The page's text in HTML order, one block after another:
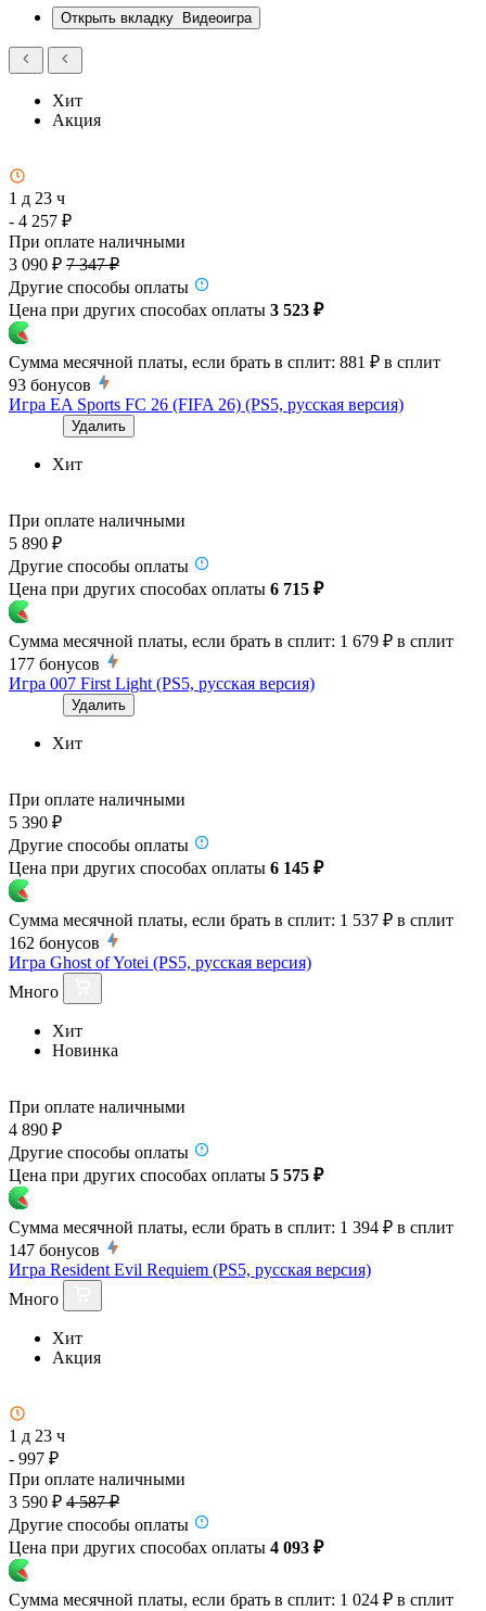
Открыть вкладку Видеоигра
Хит
Акция
1 д 23 ч
- 4 257 ₽
При оплате наличными
3 090 ₽ 7 347 ₽
Другие способы оплаты
Цена при других способах оплаты 3 523 ₽
Сумма месячной платы, если брать в сплит: 881 ₽ в сплит
93 бонусов
Игра EA Sports FC 26 (FIFA 26) (PS5, русская версия)
Удалить
Хит
При оплате наличными
5 890 ₽
Другие способы оплаты
Цена при других способах оплаты 6 715 ₽
Сумма месячной платы, если брать в сплит: 1 679 ₽ в сплит
177 бонусов
Игра 007 First Light (PS5, русская версия)
Удалить
Хит
При оплате наличными
5 390 ₽
Другие способы оплаты
Цена при других способах оплаты 6 145 ₽
Сумма месячной платы, если брать в сплит: 1 537 ₽ в сплит
162 бонусов
Игра Ghost of Yotei (PS5, русская версия)
Много
Хит
Новинка
При оплате наличными
4 890 ₽
Другие способы оплаты
Цена при других способах оплаты 5 575 ₽
Сумма месячной платы, если брать в сплит: 1 394 ₽ в сплит
147 бонусов
Игра Resident Evil Requiem (PS5, русская версия)
Много
Хит
Акция
1 д 23 ч
- 997 ₽
При оплате наличными
3 590 ₽ 4 587 ₽
Другие способы оплаты
Цена при других способах оплаты 4 093 ₽
Сумма месячной платы, если брать в сплит: 1 024 ₽ в сплит